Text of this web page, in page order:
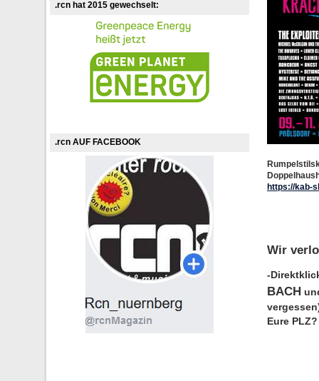
.rcn hat 2015 gewechselt:
.rcn AUF FACEBOOK
https://kab-
Wir
-
BACH
Eure PLZ?